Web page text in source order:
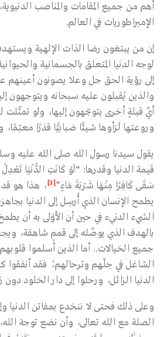
أهم من جميع المقامات والمناصب
الإمبراطوريات في العالم.
إن من يبتغون رضا الذات الإلهية
لوجه الدنيا المتعلق بالجسمانية
إلى رؤية الحق جل وعلا يصونون أعينهم
والذين يُقبلون عليه سبحانه ويتوجهون
أيِّ قبلةٍ أخرى يتوجّهون إليها، ولو تمثّلت
وروعتها لَرَأوها شيئًا ضبابيًّا قذرًا معتِمًا،
يقول سيدنا رسول الله صلى الله عليه
قيمة الدنيا وقدرها: “لَوْ كَانَتِ الدُّنْيَا
سَقَى كَافِرًا مِنْهَا شَرْبَةَ مَاءٍ”[3]
، هذا هو
يطمح الإنسان الذي أُرسِل إلى الدنيا
الشيء الدنيء في حين أن الأَوْلى به أن
بالهدف الذي يوصِّله إلى قممٍ شاهقة،
جميع الخيالات.. أما الذين أسلموا
الشاغل في حِلّهم وترحالهم؛ فقد
الدنيا الزائل، ورحلوا إلى دار الخلود دون
وعلى ذلك فحتى لا ننخدع بمفاتن الدنيا
الصلة مع الله تعالى، وأن نضع توجهَ